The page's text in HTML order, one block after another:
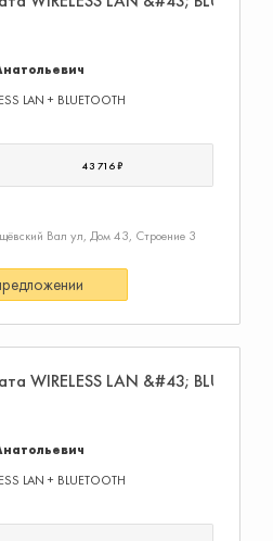
LAN + BLUETOOTH
43 716 ₽
Вал ул, Дом 43, Строение 3
LAN + BLUETOOTH